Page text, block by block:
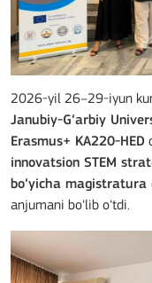
2026-yil 26–29-iyun
Janubiy-G‘arbiy
Erasmus+ KA220-HED
innovatsion STEM
bo‘yicha magistratura
anjumani bo‘lib o‘tdi.